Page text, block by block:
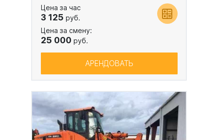
Цена за час
3 125 руб.
Цена за смену:
25 000 руб.
АРЕНДОВАТЬ